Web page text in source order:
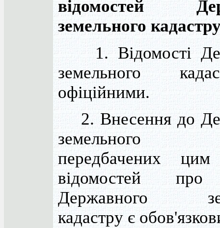
відомостей
земельного
1. Відомості
земельного
офіційними.
2. Внесення до
земельного
передбачених
відомостей про
Державного
кадастру є